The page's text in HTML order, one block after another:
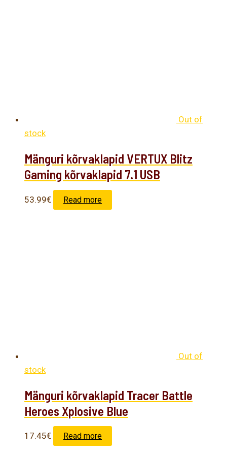
Out of
stock
Mänguri kõrvaklapid VERTUX Blitz
Gaming kõrvaklapid 7.1 USB
53.99€ Read more
Out of
stock
Mänguri kõrvaklapid Tracer Battle
Heroes Xplosive Blue
17.45€ Read more